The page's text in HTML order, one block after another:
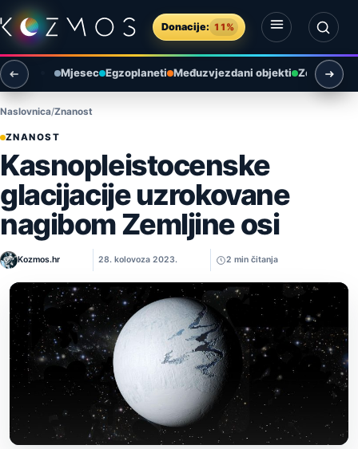
Preskoči na sadržaj
Donacije: 11%
Otvori izbornik
Otvori pretragu
Mjesec Egzoplaneti Međuzvjezdani objekti Zemlja i
Naslovnica Znanost
ZNANOST
Kasnopleistocenske
glacijacije uzrokovane
nagibom Zemljine osi
Kozmos.hr 28. kolovoza 2023. 2 min čitanja